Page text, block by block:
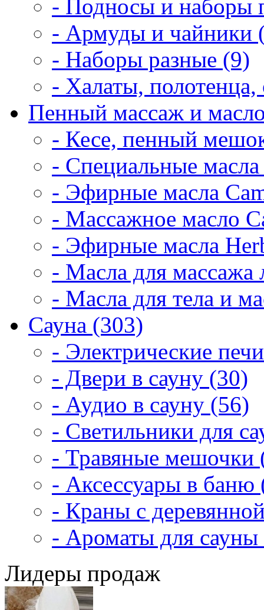
- Подносы и наборы
- Армуды и чайники
- Наборы разные (9)
- Халаты, полотенца,
Пенный массаж и
- Кесе, пенный
- Специальные
- Эфирные масла
- Массажное масло
- Эфирные масла
- Масла для массажа
- Масла для тела и
Сауна (303)
- Электрические
- Двери в сауну (30)
- Аудио в сауну (56)
- Светильники для
- Травяные мешочки
- Аксессуары в баню
- Краны с
- Ароматы для
Лидеры продаж